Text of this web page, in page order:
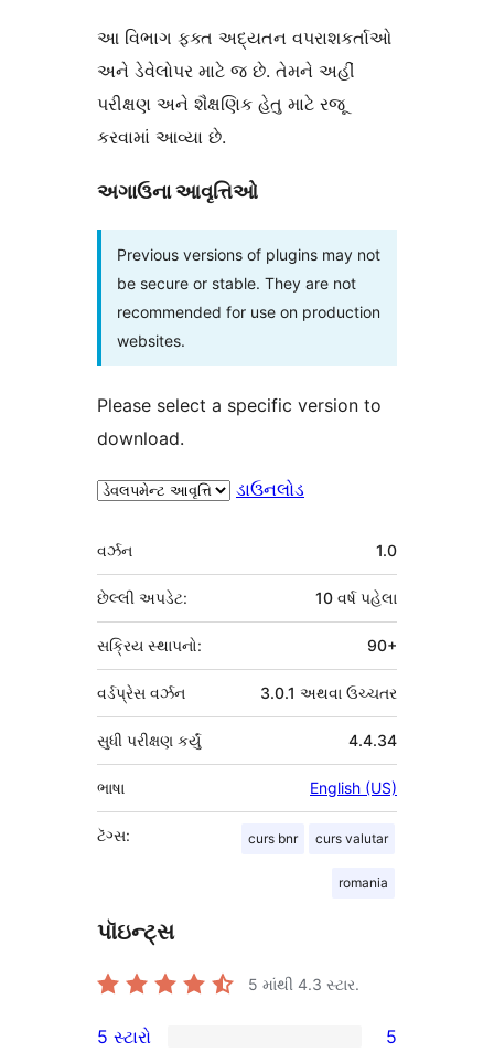
આ વિભાગ ફક્ત અદ્યતન વપરાશકર્તાઓ
અને ડેવેલોપર માટે જ છે. તેમને અહીં
પરીક્ષણ અને શૈક્ષણિક હેતુ માટે રજૂ
કરવામાં આવ્યા છે.
અગાઉના આવૃત્તિઓ
Previous versions of plugins may not
be secure or stable. They are not
recommended for use on production
websites.
Please select a specific version to
download.
ડાઉનલોડ
મેટા
વર્ઝન 1.0
છેલ્લી અપડેટ: 10 વર્ષપહેલા
સક્રિય સ્થાપનો: 90+
વર્ડપ્રેસ વર્ઝન 3.0.1 અથવા ઉચ્ચતર
4.4.34
સુધી પરીક્ષણ કર્યું
ભાષા English (US)
ટૅગ્સ: curs bnr curs valutar
romania
પૉઇન્ટ્સ
5 માંથી 4.3 સ્ટાર.
5
5 સ્ટારો
5